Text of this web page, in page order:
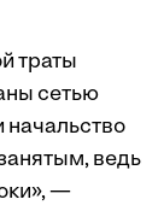
траты
сетью
начальство
ведь
—